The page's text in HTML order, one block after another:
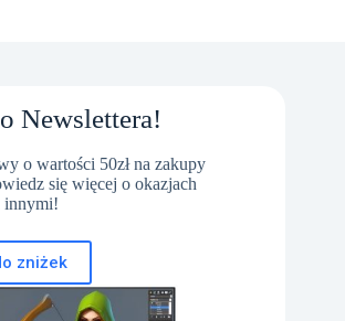
Newslettera!
o wartości 50zł na zakupy
się więcej o okazjach
innymi!
zniżek